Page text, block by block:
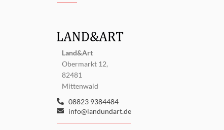
Land&Art
Obermarkt 12,
82481
Mittenwald
08823 9384484
info@landundart.de